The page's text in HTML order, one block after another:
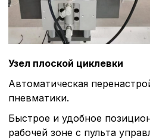
Узел плоской циклевки
Автоматическая
пневматики.
Быстрое и удобное
рабочей зоне с пульта